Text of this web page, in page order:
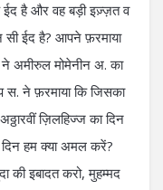
ईद है और वह बड़ी इज़्ज़त व
सी ईद है? आपने फ़रमाया
अमीरुल मोमेनीन अ. का
ने फ़रमाया कि जिसका
ज़िलहिज्ज का दिन
हम क्या अमल करें?
की इबादत करो, मुहम्मद